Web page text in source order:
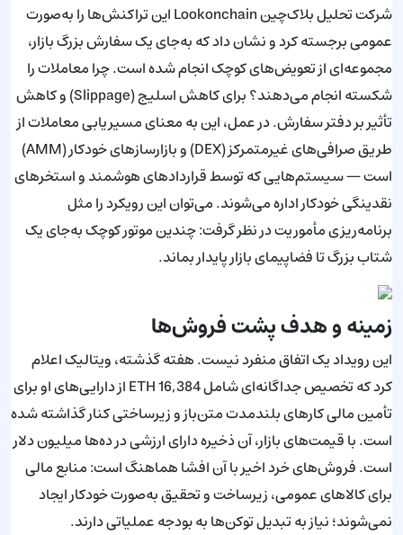
شرکت تحلیل بلاک‌چین Lookonchain این تراکنش‌ها را به‌صورت
عمومی برجسته کرد و نشان داد که به‌جای یک سفارش بزرگ بازار،
مجموعه‌ای از تعویض‌های کوچک انجام شده است. چرا معاملات را
شکسته انجام می‌دهند؟ برای کاهش اسلیج (Slippage) و کاهش
تأثیر بر دفتر سفارش. در عمل، این به معنای مسیریابی معاملات از
طریق صرافی‌های غیرمتمرکز (DEX) و بازارسازهای خودکار (AMM)
است — سیستم‌هایی که توسط قراردادهای هوشمند و استخرهای
نقدینگی خودکار اداره می‌شوند. می‌توان این رویکرد را مثل
برنامه‌ریزی مأموریت در نظر گرفت: چندین موتور کوچک به‌جای یک
شتاب بزرگ تا فضاپیمای بازار پایدار بماند.
زمینه و هدف پشت فروش‌ها
این رویداد یک اتفاق منفرد نیست. هفته گذشته، ویتالیک اعلام
کرد که تخصیص جداگانه‌ای شامل 16,384 ETH از دارایی‌های او برای
تأمین مالی کارهای بلندمدت متن‌باز و زیرساختی کنار گذاشته شده
است. با قیمت‌های بازار، آن ذخیره دارای ارزشی در ده‌ها میلیون دلار
است. فروش‌های خرد اخیر با آن افشا هماهنگ است: منابع مالی
برای کالاهای عمومی، زیرساخت و تحقیق به‌صورت خودکار ایجاد
نمی‌شوند؛ نیاز به تبدیل توکن‌ها به بودجه عملیاتی دارند.